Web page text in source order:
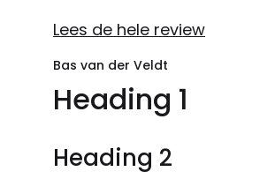
Lees de hele review
Bas van der Veldt
Heading 1
Heading 2